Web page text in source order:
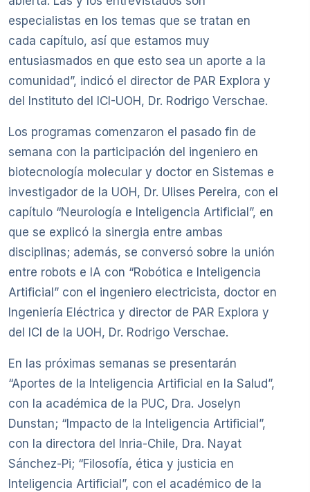
especialistas en los temas que se tratan en
cada capítulo, así que estamos muy
entusiasmados en que esto sea un aporte a la
comunidad”, indicó el director de PAR Explora y
del Instituto del ICI-UOH, Dr. Rodrigo Verschae.
Los programas comenzaron el pasado fin de
semana con la participación del ingeniero en
biotecnología molecular y doctor en Sistemas e
investigador de la UOH, Dr. Ulises Pereira, con el
capítulo “Neurología e Inteligencia Artificial”, en
que se explicó la sinergia entre ambas
disciplinas; además, se conversó sobre la unión
entre robots e IA con “Robótica e Inteligencia
Artificial” con el ingeniero electricista, doctor en
Ingeniería Eléctrica y director de PAR Explora y
del ICI de la UOH, Dr. Rodrigo Verschae.
En las próximas semanas se presentarán
“Aportes de la Inteligencia Artificial en la Salud”,
con la académica de la PUC, Dra. Joselyn
Dunstan; “Impacto de la Inteligencia Artificial”,
con la directora del Inria-Chile, Dra. Nayat
Sánchez-Pi; “Filosofía, ética y justicia en
Inteligencia Artificial”, con el académico de la